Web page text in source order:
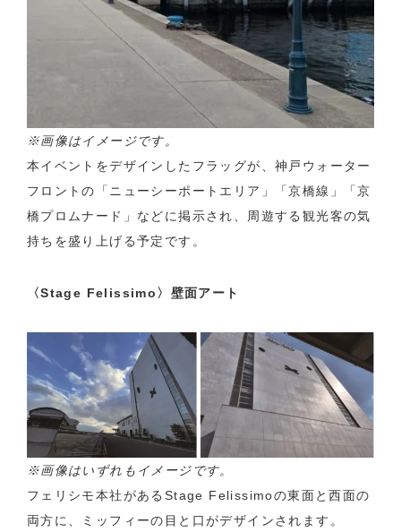
※画像はイメージです。
本イベントをデザインしたフラッグが、神戸ウォーター
フロントの「ニューシーポートエリア」「京橋線」「京
橋プロムナード」などに掲示され、周遊する観光客の気
持ちを盛り上げる予定です。
〈Stage Felissimo〉壁面アート
※画像はいずれもイメージです。
フェリシモ本社があるStage Felissimoの東面と西面の
両方に、ミッフィーの目と口がデザインされます。